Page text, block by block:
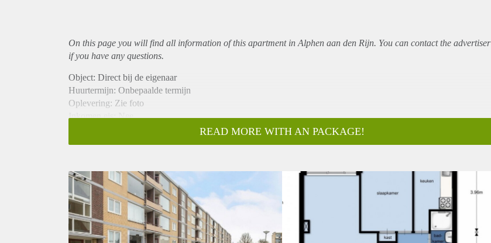
On this page you will find all information of this apartmentin Alphen aan den Rijn. You can contact the advertiser
if you have any questions.
Object: Direct bij de eigenaar
Huurtermijn: Onbepaalde termijn
Oplevering: Zie foto
Inkomen eis: Nee
Borg: 1 Maand
Huisdieren toegestaan: Afhankelijk van de Eigenaar
Huurtoeslag grens: Ja
Geschikt voor studenten: Afhankelijk van de Eigenaar
READ MORE WITH AN PACKAGE!